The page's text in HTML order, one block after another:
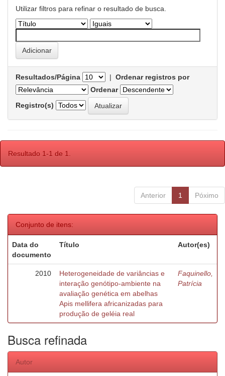
Utilizar filtros para refinar o resultado de busca.
Resultados/Página | Ordenar registros por
Ordenar
Registro(s)
Resultado 1-1 de 1.
Anterior 1 Póximo
Conjunto de itens:
Data do
documento
Título Autor(es)
2010
Heterogeneidade de variâncias e
interação genótipo-ambiente na
avaliação genética em abelhas
Apis mellifera africanizadas para
produção de geléia real
Faquinello,
Patrícia
Busca refinada
Autor